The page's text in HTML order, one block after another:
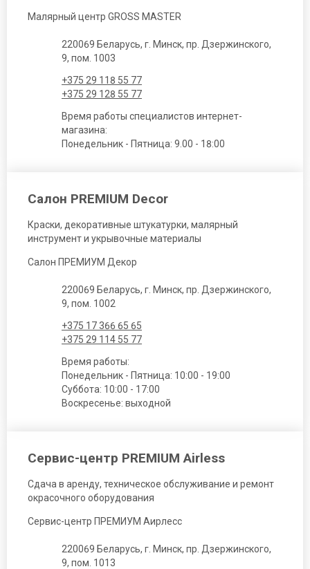
Малярный центр GROSS MASTER
220069 Беларусь, г. Минск, пр. Дзержинского,
9, пом. 1003
+375 29 118 55 77
+375 29 128 55 77
Время работы специалистов интернет-
магазина:
Понедельник - Пятница: 9.00 - 18:00
Салон PREMIUM Decor
Краски, декоративные штукатурки, малярный
инструмент и укрывочные материалы
Салон ПРЕМИУМ Декор
220069 Беларусь, г. Минск, пр. Дзержинского,
9, пом. 1002
+375 17 366 65 65
+375 29 114 55 77
Время работы:
Понедельник - Пятница: 10:00 - 19:00
Суббота: 10:00 - 17:00
Воскресенье: выходной
Сервис-центр PREMIUM Airless
Сдача в аренду, техническое обслуживание и ремонт
окрасочного оборудования
Сервис-центр ПРЕМИУМ Аирлесс
220069 Беларусь, г. Минск, пр. Дзержинского,
9, пом. 1013